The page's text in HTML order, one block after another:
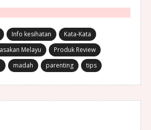
Info kesihatan
Kata-Kata
Melayu
Produk Review
madah parenting tips